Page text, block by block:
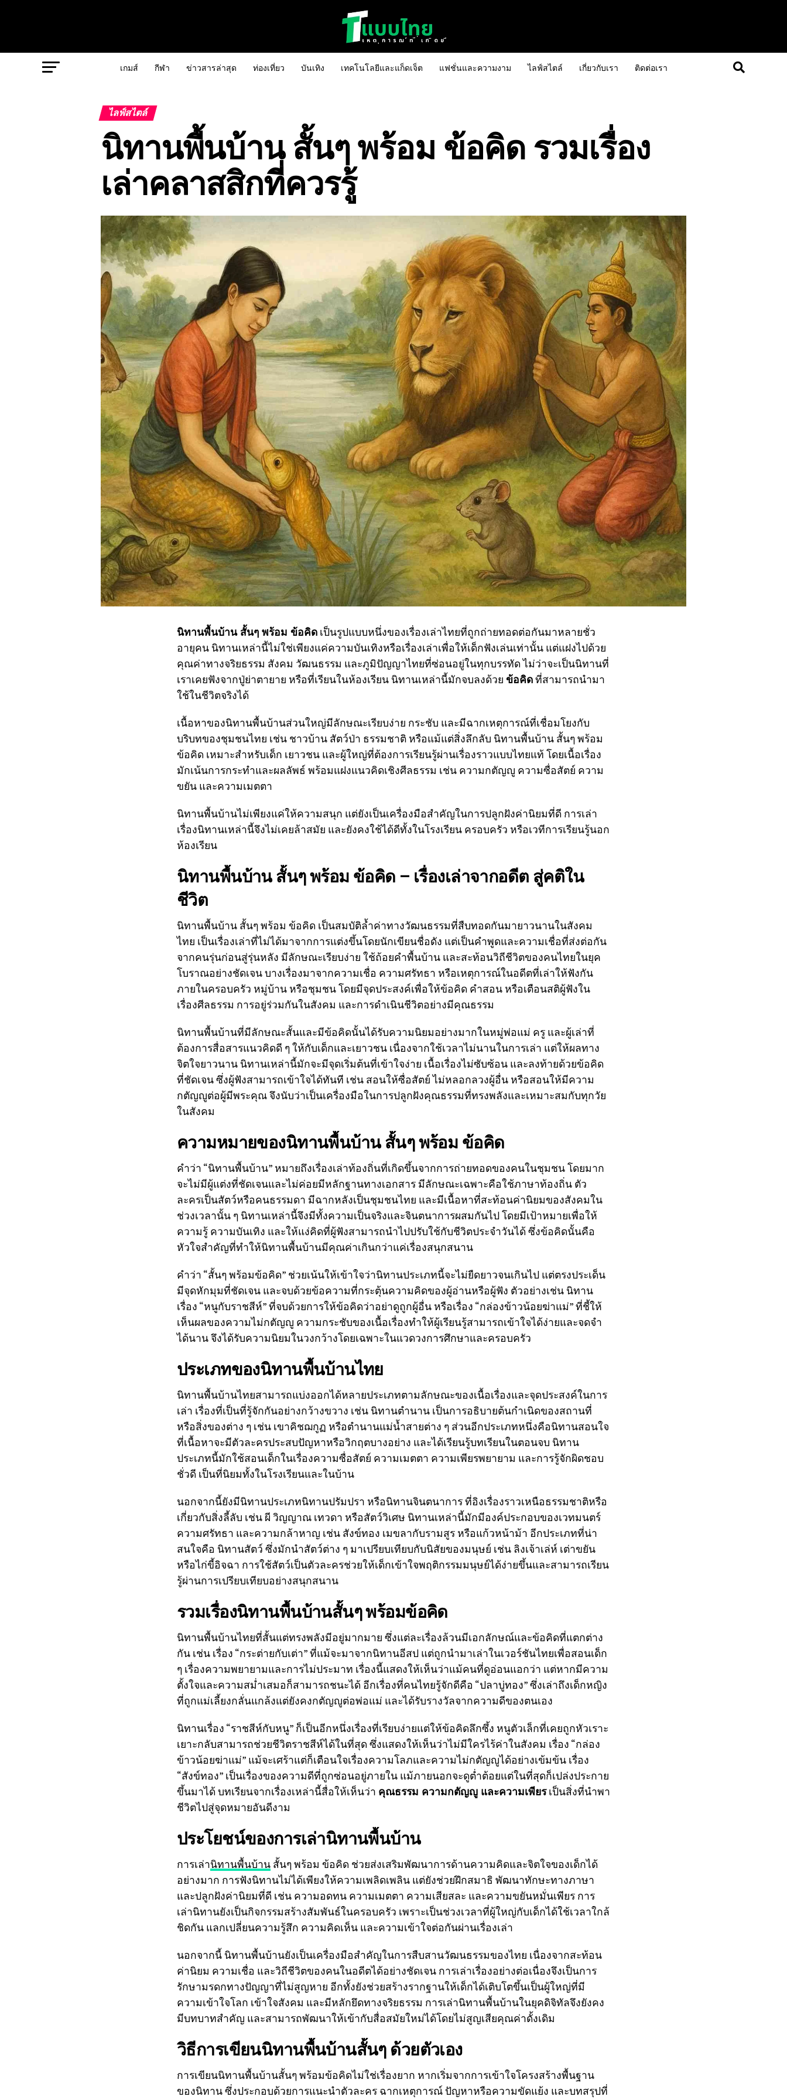
เกมส์ กีฬา ข่าวสารล่าสุด ท่องเที่ยว บันเทิง เทคโนโลยีและแก็ดเจ็ต แฟชั่นและความงาม ไลฟ์สไตล์ เกี่ยวกับเรา ติดต่อเรา
ไลฟ์สไตล์
นิทานพื้นบ้าน สั้นๆ พร้อม ข้อคิด รวมเรื่อง
เล่าคลาสสิกที่ควรรู้
นิทานพื้นบ้าน สั้นๆ พร้อม ข้อคิด เป็นรูปแบบหนึ่งของเรื่องเล่าไทยที่ถูกถ่ายทอดต่อกันมาหลายชั่ว
อายุคน นิทานเหล่านี้ไม่ใช่เพียงแค่ความบันเทิงหรือเรื่องเล่าเพื่อให้เด็กฟังเล่นเท่านั้น แต่แฝงไปด้วย
คุณค่าทางจริยธรรม สังคม วัฒนธรรม และภูมิปัญญาไทยที่ซ่อนอยู่ในทุกบรรทัด ไม่ว่าจะเป็นนิทานที่
เราเคยฟังจากปู่ย่าตายาย หรือที่เรียนในห้องเรียน นิทานเหล่านี้มักจบลงด้วย ข้อคิดที่สามารถนำมา
ใช้ในชีวิตจริงได้
เนื้อหาของนิทานพื้นบ้านส่วนใหญ่มีลักษณะเรียบง่าย กระชับ และมีฉากเหตุการณ์ที่เชื่อมโยงกับ
บริบทของชุมชนไทย เช่น ชาวบ้าน สัตว์ป่า ธรรมชาติ หรือแม้แต่สิ่งลึกลับ นิทานพื้นบ้าน สั้นๆ พร้อม
ข้อคิด เหมาะสำหรับเด็ก เยาวชน และผู้ใหญ่ที่ต้องการเรียนรู้ผ่านเรื่องราวแบบไทยแท้ โดยเนื้อเรื่อง
มักเน้นการกระทำและผลลัพธ์ พร้อมแฝงแนวคิดเชิงศีลธรรม เช่น ความกตัญญู ความซื่อสัตย์ ความ
ขยัน และความเมตตา
นิทานพื้นบ้านไม่เพียงแค่ให้ความสนุก แต่ยังเป็นเครื่องมือสำคัญในการปลูกฝังค่านิยมที่ดี การเล่า
เรื่องนิทานเหล่านี้จึงไม่เคยล้าสมัย และยังคงใช้ได้ดีทั้งในโรงเรียน ครอบครัว หรือเวทีการเรียนรู้นอก
ห้องเรียน
นิทานพื้นบ้าน สั้นๆ พร้อม ข้อคิด – เรื่องเล่าจากอดีต สู่คติใน
ชีวิต
นิทานพื้นบ้าน สั้นๆ พร้อม ข้อคิด เป็นสมบัติล้ำค่าทางวัฒนธรรมที่สืบทอดกันมายาวนานในสังคม
ไทย เป็นเรื่องเล่าที่ไม่ได้มาจากการแต่งขึ้นโดยนักเขียนชื่อดัง แต่เป็นคำพูดและความเชื่อที่ส่งต่อกัน
จากคนรุ่นก่อนสู่รุ่นหลัง มีลักษณะเรียบง่าย ใช้ถ้อยคำพื้นบ้าน และสะท้อนวิถีชีวิตของคนไทยในยุค
โบราณอย่างชัดเจน บางเรื่องมาจากความเชื่อ ความศรัทธา หรือเหตุการณ์ในอดีตที่เล่าให้ฟังกัน
ภายในครอบครัว หมู่บ้าน หรือชุมชน โดยมีจุดประสงค์เพื่อให้ข้อคิด คำสอน หรือเตือนสติผู้ฟังใน
เรื่องศีลธรรม การอยู่ร่วมกันในสังคม และการดำเนินชีวิตอย่างมีคุณธรรม
นิทานพื้นบ้านที่มีลักษณะสั้นและมีข้อคิดนั้นได้รับความนิยมอย่างมากในหมู่พ่อแม่ ครู และผู้เล่าที่
ต้องการสื่อสารแนวคิดดี ๆ ให้กับเด็กและเยาวชน เนื่องจากใช้เวลาไม่นานในการเล่า แต่ให้ผลทาง
จิตใจยาวนาน นิทานเหล่านี้มักจะมีจุดเริ่มต้นที่เข้าใจง่าย เนื้อเรื่องไม่ซับซ้อน และลงท้ายด้วยข้อคิด
ที่ชัดเจน ซึ่งผู้ฟังสามารถเข้าใจได้ทันที เช่น สอนให้ซื่อสัตย์ ไม่หลอกลวงผู้อื่น หรือสอนให้มีความ
กตัญญูต่อผู้มีพระคุณ จึงนับว่าเป็นเครื่องมือในการปลูกฝังคุณธรรมที่ทรงพลังและเหมาะสมกับทุกวัย
ในสังคม
ความหมายของนิทานพื้นบ้าน สั้นๆ พร้อม ข้อคิด
คำว่า “นิทานพื้นบ้าน” หมายถึงเรื่องเล่าท้องถิ่นที่เกิดขึ้นจากการถ่ายทอดของคนในชุมชน โดยมาก
จะไม่มีผู้แต่งที่ชัดเจนและไม่ค่อยมีหลักฐานทางเอกสาร มีลักษณะเฉพาะคือใช้ภาษาท้องถิ่น ตัว
ละครเป็นสัตว์หรือคนธรรมดา มีฉากหลังเป็นชุมชนไทย และมีเนื้อหาที่สะท้อนค่านิยมของสังคมใน
ช่วงเวลานั้น ๆ นิทานเหล่านี้จึงมีทั้งความเป็นจริงและจินตนาการผสมกันไป โดยมีเป้าหมายเพื่อให้
ความรู้ ความบันเทิง และให้แง่คิดที่ผู้ฟังสามารถนำไปปรับใช้กับชีวิตประจำวันได้ ซึ่งข้อคิดนั้นคือ
หัวใจสำคัญที่ทำให้นิทานพื้นบ้านมีคุณค่าเกินกว่าแค่เรื่องสนุกสนาน
คำว่า “สั้นๆ พร้อมข้อคิด” ช่วยเน้นให้เข้าใจว่านิทานประเภทนี้จะไม่ยืดยาวจนเกินไป แต่ตรงประเด็น
มีจุดหักมุมที่ชัดเจน และจบด้วยข้อความที่กระตุ้นความคิดของผู้อ่านหรือผู้ฟัง ตัวอย่างเช่น นิทาน
เรื่อง “หนูกับราชสีห์” ที่จบด้วยการให้ข้อคิดว่าอย่าดูถูกผู้อื่น หรือเรื่อง “กล่องข้าวน้อยฆ่าแม่” ที่ชี้ให้
เห็นผลของความไม่กตัญญู ความกระชับของเนื้อเรื่องทำให้ผู้เรียนรู้สามารถเข้าใจได้ง่ายและจดจำ
ได้นาน จึงได้รับความนิยมในวงกว้างโดยเฉพาะในแวดวงการศึกษาและครอบครัว
ประเภทของนิทานพื้นบ้านไทย
นิทานพื้นบ้านไทยสามารถแบ่งออกได้หลายประเภทตามลักษณะของเนื้อเรื่องและจุดประสงค์ในการ
เล่า เรื่องที่เป็นที่รู้จักกันอย่างกว้างขวาง เช่น นิทานตำนาน เป็นการอธิบายต้นกำเนิดของสถานที่
หรือสิ่งของต่าง ๆ เช่น เขาคิชฌกูฏ หรือตำนานแม่น้ำสายต่าง ๆ ส่วนอีกประเภทหนึ่งคือนิทานสอนใจ
ที่เนื้อหาจะมีตัวละครประสบปัญหาหรือวิกฤตบางอย่าง และได้เรียนรู้บทเรียนในตอนจบ นิทาน
ประเภทนี้มักใช้สอนเด็กในเรื่องความซื่อสัตย์ ความเมตตา ความเพียรพยายาม และการรู้จักผิดชอบ
ชั่วดี เป็นที่นิยมทั้งในโรงเรียนและในบ้าน
นอกจากนี้ยังมีนิทานประเภทนิทานปรัมปรา หรือนิทานจินตนาการ ที่อิงเรื่องราวเหนือธรรมชาติหรือ
เกี่ยวกับสิ่งลี้ลับ เช่น ผี วิญญาณ เทวดา หรือสัตว์วิเศษ นิทานเหล่านี้มักมีองค์ประกอบของเวทมนตร์
ความศรัทธา และความกล้าหาญ เช่น สังข์ทอง เมขลากับรามสูร หรือแก้วหน้าม้า อีกประเภทที่น่า
สนใจคือ นิทานสัตว์ ซึ่งมักนำสัตว์ต่าง ๆ มาเปรียบเทียบกับนิสัยของมนุษย์ เช่น ลิงเจ้าเล่ห์ เต่าขยัน
หรือไก่ขี้อิจฉา การใช้สัตว์เป็นตัวละครช่วยให้เด็กเข้าใจพฤติกรรมมนุษย์ได้ง่ายขึ้นและสามารถเรียน
รู้ผ่านการเปรียบเทียบอย่างสนุกสนาน
รวมเรื่องนิทานพื้นบ้านสั้นๆ พร้อมข้อคิด
นิทานพื้นบ้านไทยที่สั้นแต่ทรงพลังมีอยู่มากมาย ซึ่งแต่ละเรื่องล้วนมีเอกลักษณ์และข้อคิดที่แตกต่าง
กัน เช่น เรื่อง “กระต่ายกับเต่า” ที่แม้จะมาจากนิทานอีสป แต่ถูกนำมาเล่าในเวอร์ชันไทยเพื่อสอนเด็ก
ๆ เรื่องความพยายามและการไม่ประมาท เรื่องนี้แสดงให้เห็นว่าแม้คนที่ดูอ่อนแอกว่า แต่หากมีความ
ตั้งใจและความสม่ำเสมอก็สามารถชนะได้ อีกเรื่องที่คนไทยรู้จักดีคือ “ปลาบู่ทอง” ซึ่งเล่าถึงเด็กหญิง
ที่ถูกแม่เลี้ยงกลั่นแกล้งแต่ยังคงกตัญญูต่อพ่อแม่ และได้รับรางวัลจากความดีของตนเอง
นิทานเรื่อง “ราชสีห์กับหนู” ก็เป็นอีกหนึ่งเรื่องที่เรียบง่ายแต่ให้ข้อคิดลึกซึ้ง หนูตัวเล็กที่เคยถูกหัวเราะ
เยาะกลับสามารถช่วยชีวิตราชสีห์ได้ในที่สุด ซึ่งแสดงให้เห็นว่าไม่มีใครไร้ค่าในสังคม เรื่อง “กล่อง
ข้าวน้อยฆ่าแม่” แม้จะเศร้าแต่ก็เตือนใจเรื่องความโลภและความไม่กตัญญูได้อย่างเข้มข้น เรื่อง
“สังข์ทอง” เป็นเรื่องของความดีที่ถูกซ่อนอยู่ภายใน แม้ภายนอกจะดูต่ำต้อยแต่ในที่สุดก็เปล่งประกาย
ขึ้นมาได้ บทเรียนจากเรื่องเหล่านี้สื่อให้เห็นว่า คุณธรรม ความกตัญญู และความเพียรเป็นสิ่งที่นำพา
ชีวิตไปสู่จุดหมายอันดีงาม
ประโยชน์ของการเล่านิทานพื้นบ้าน
การเล่านิทานพื้นบ้าน สั้นๆ พร้อม ข้อคิด ช่วยส่งเสริมพัฒนาการด้านความคิดและจิตใจของเด็กได้
อย่างมาก การฟังนิทานไม่ได้เพียงให้ความเพลิดเพลิน แต่ยังช่วยฝึกสมาธิ พัฒนาทักษะทางภาษา
และปลูกฝังค่านิยมที่ดี เช่น ความอดทน ความเมตตา ความเสียสละ และความขยันหมั่นเพียร การ
เล่านิทานยังเป็นกิจกรรมสร้างสัมพันธ์ในครอบครัว เพราะเป็นช่วงเวลาที่ผู้ใหญ่กับเด็กได้ใช้เวลาใกล้
ชิดกัน แลกเปลี่ยนความรู้สึก ความคิดเห็น และความเข้าใจต่อกันผ่านเรื่องเล่า
นอกจากนี้ นิทานพื้นบ้านยังเป็นเครื่องมือสำคัญในการสืบสานวัฒนธรรมของไทย เนื่องจากสะท้อน
ค่านิยม ความเชื่อ และวิถีชีวิตของคนในอดีตได้อย่างชัดเจน การเล่าเรื่องอย่างต่อเนื่องจึงเป็นการ
รักษามรดกทางปัญญาที่ไม่สูญหาย อีกทั้งยังช่วยสร้างรากฐานให้เด็กได้เติบโตขึ้นเป็นผู้ใหญ่ที่มี
ความเข้าใจโลก เข้าใจสังคม และมีหลักยึดทางจริยธรรม การเล่านิทานพื้นบ้านในยุคดิจิทัลจึงยังคง
มีบทบาทสำคัญ และสามารถพัฒนาให้เข้ากับสื่อสมัยใหม่ได้โดยไม่สูญเสียคุณค่าดั้งเดิม
วิธีการเขียนนิทานพื้นบ้านสั้นๆ ด้วยตัวเอง
การเขียนนิทานพื้นบ้านสั้นๆ พร้อมข้อคิดไม่ใช่เรื่องยาก หากเริ่มจากการเข้าใจโครงสร้างพื้นฐาน
ของนิทาน ซึ่งประกอบด้วยการแนะนำตัวละคร ฉากเหตุการณ์ ปัญหาหรือความขัดแย้ง และบทสรุปที่